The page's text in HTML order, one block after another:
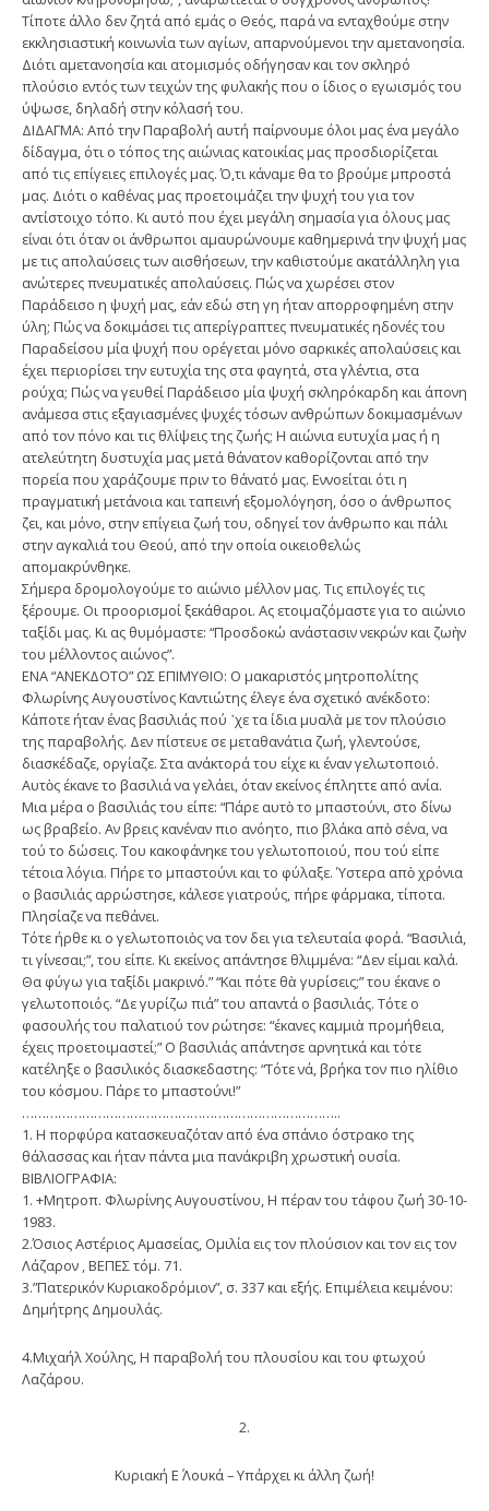
Τίποτε άλλο δεν ζητά από εμάς ο Θεός, παρά να ενταχθούμε στην
εκκλησιαστική κοινωνία των αγίων, απαρνούμενοι την αμετανοησία.
Διότι αμετανοησία και ατομισμός οδήγησαν και τον σκληρό
πλούσιο εντός των τειχών της φυλακής που ο ίδιος ο εγωισμός του
ύψωσε, δηλαδή στην κόλασή του.
ΔΙΔΑΓΜΑ: Από την Παραβολή αυτή παίρνουμε όλοι μας ένα μεγάλο
δίδαγμα, ότι ο τόπος της αιώνιας κατοικίας μας προσδιορίζεται
από τις επίγειες επιλογές μας. Ό,τι κάναμε θα το βρούμε μπροστά
μας. Διότι ο καθένας μας προετοιμάζει την ψυχή του για τον
αντίστοιχο τόπο. Κι αυτό που έχει μεγάλη σημασία για όλους μας
είναι ότι όταν οι άνθρωποι αμαυρώνουμε καθημερινά την ψυχή μας
με τις απολαύσεις των αισθήσεων, την καθιστούμε ακατάλληλη για
ανώτερες πνευματικές απολαύσεις. Πώς να χωρέσει στον
Παράδεισο η ψυχή μας, εάν εδώ στη γη ήταν απορροφημένη στην
ύλη; Πώς να δοκιμάσει τις απερίγραπτες πνευματικές ηδονές του
Παραδείσου μία ψυχή που ορέγεται μόνο σαρκικές απολαύσεις και
έχει περιορίσει την ευτυχία της στα φαγητά, στα γλέντια, στα
ρούχα; Πώς να γευθεί Παράδεισο μία ψυχή σκληρόκαρδη και άπονη
ανάμεσα στις εξαγιασμένες ψυχές τόσων ανθρώπων δοκιμασμένων
από τον πόνο και τις θλίψεις της ζωής; Η αιώνια ευτυχία μας ή η
ατελεύτητη δυστυχία μας μετά θάνατον καθορίζονται από την
πορεία που χαράζουμε πριν το θάνατό μας. Εννοείται ότι η
πραγματική μετάνοια και ταπεινή εξομολόγηση, όσο ο άνθρωπος
ζει, και μόνο, στην επίγεια ζωή του, οδηγεί τον άνθρωπο και πάλι
στην αγκαλιά του Θεού, από την οποία οικειοθελώς
απομακρύνθηκε.
Σήμερα δρομολογούμε το αιώνιο μέλλον μας. Τις επιλογές τις
ξέρουμε. Οι προορισμοί ξεκάθαροι. Ας ετοιμαζόμαστε για το αιώνιο
ταξίδι μας. Κι ας θυμόμαστε: “Προσδοκώ ανάστασιν νεκρών και ζωὴν
του μέλλοντος αιώνος”.
ΕΝΑ “ΑΝΕΚΔΟΤΟ” ΩΣ ΕΠΙΜΥΘΙΟ: Ο μακαριστός μητροπολίτης
Φλωρίνης Αυγουστίνος Καντιώτης έλεγε ένα σχετικό ανέκδοτο:
Κάποτε ήταν ένας βασιλιάς πού ᾿χε τα ίδια μυαλὰ με τον πλούσιο
της παραβολής. Δεν πίστευε σε μεταθανάτια ζωή, γλεντούσε,
διασκέδαζε, οργίαζε. Στα ανάκτορά του είχε κι έναν γελωτοποιό.
Αυτὸς έκανε το βασιλιά να γελάει, όταν εκείνος έπληττε από ανία.
Μια μέρα ο βασιλιάς του είπε: “Πάρε αυτὸ το μπαστούνι, στο δίνω
ως βραβείο. Αν βρεις κανέναν πιο ανόητο, πιο βλάκα απὸ σένα, να
τού το δώσεις. Του κακοφάνηκε του γελωτοποιού, που τού είπε
τέτοια λόγια. Πήρε το μπαστούνι και το φύλαξε. Ύστερα απὸ χρόνια
ο βασιλιάς αρρώστησε, κάλεσε γιατρούς, πήρε φάρμακα, τίποτα.
Πλησίαζε να πεθάνει.
Τότε ήρθε κι ο γελωτοποιὸς να τον δει για τελευταία φορά. “Βασιλιά,
τι γίνεσαι;”, του είπε. Κι εκείνος απάντησε θλιμμένα: “Δεν είμαι καλά.
Θα φύγω για ταξίδι μακρινό.” “Και πότε θὰ γυρίσεις;” του έκανε ο
γελωτοποιός. “Δε γυρίζω πιά” του απαντά ο βασιλιάς. Τότε ο
φασουλής του παλατιού τον ρώτησε: “έκανες καμμιὰ προμήθεια,
έχεις προετοιμαστεί;” Ο βασιλιάς απάντησε αρνητικά και τότε
κατέληξε ο βασιλικός διασκεδαστης: “Τότε νά, βρήκα τον πιο ηλίθιο
του κόσμου. Πάρε το μπαστούνι!”
……………………………………………………………………..
1. Η πορφύρα κατασκευαζόταν από ένα σπάνιο όστρακο της
θάλασσας και ήταν πάντα μια πανάκριβη χρωστική ουσία.
ΒΙΒΛΙΟΓΡΑΦΙΑ:
1. +Μητροπ. Φλωρίνης Αυγουστίνου, Η πέραν του τάφου ζωή 30-10-
1983.
2.Όσιος Αστέριος Αμασείας, Ομιλία εις τον πλούσιον και τον εις τον
Λάζαρον , ΒΕΠΕΣ τόμ. 71.
3.”Πατερικόν Κυριακοδρόμιον”, σ. 337 και εξής. Επιμέλεια κειμένου:
Δημήτρης Δημουλάς.
4.Μιχαήλ Χούλης, Η παραβολή του πλουσίου και του φτωχού
Λαζάρου.
2.
Κυριακή Ε΄ Λουκά – Υπάρχει κι άλλη ζωή!